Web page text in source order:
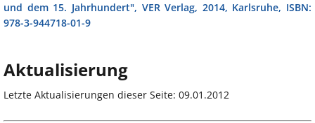
und dem 15. Jahrhundert", VER Verlag, 2014, Karlsruhe, ISBN:
978-3-944718-01-9
Aktualisierung
Letzte Aktualisierungen dieser Seite: 09.01.2012